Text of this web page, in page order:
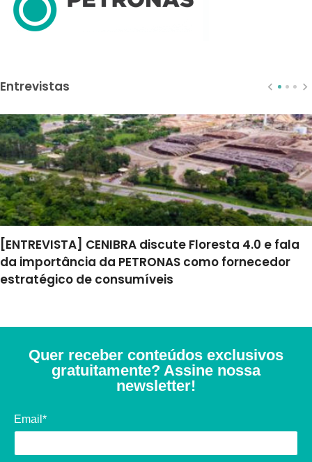
Entrevistas
[ENTREVISTA] CENIBRA discute Floresta 4.0 e fala
da importância da PETRONAS como fornecedor
estratégico de consumíveis
Quer receber conteúdos exclusivos
gratuitamente? Assine nossa
newsletter!
Email*